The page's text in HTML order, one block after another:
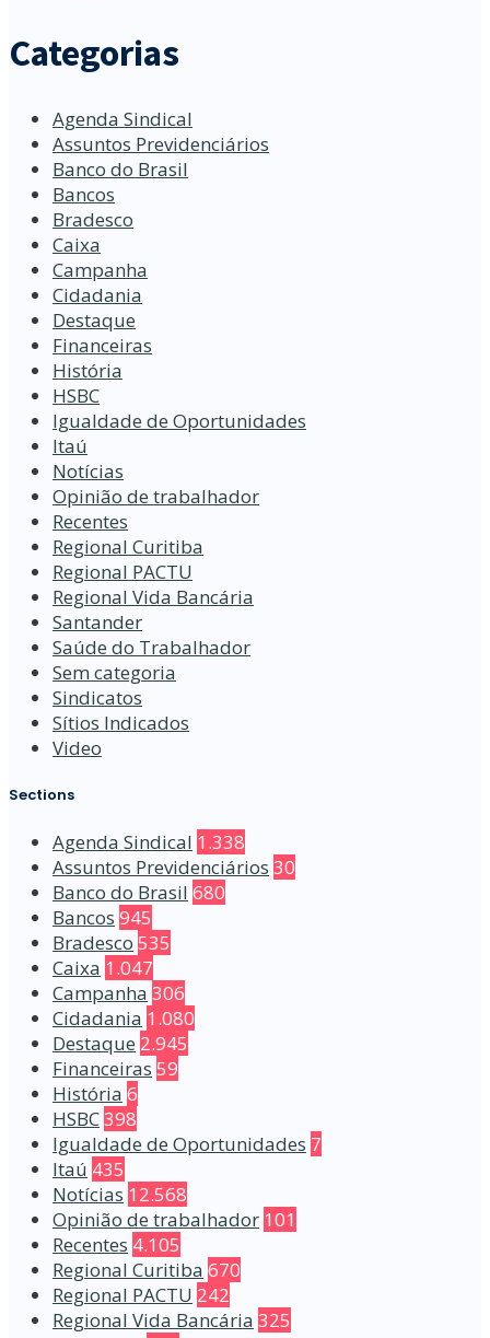
Categorias
Agenda Sindical
Assuntos Previdenciários
Banco do Brasil
Bancos
Bradesco
Caixa
Campanha
Cidadania
Destaque
Financeiras
História
HSBC
Igualdade de Oportunidades
Itaú
Notícias
Opinião de trabalhador
Recentes
Regional Curitiba
Regional PACTU
Regional Vida Bancária
Santander
Saúde do Trabalhador
Sem categoria
Sindicatos
Sítios Indicados
Video
Sections
Agenda Sindical 1.338
Assuntos Previdenciários 30
Banco do Brasil 680
Bancos 945
Bradesco 535
Caixa 1.047
Campanha 306
Cidadania 1.080
Destaque 2.945
Financeiras 59
História 6
HSBC398
Igualdade de Oportunidades 7
Itaú 435
Notícias 12.568
Opinião de trabalhador 101
Recentes 4.105
Regional Curitiba 670
Regional PACTU 242
Regional Vida Bancária 325